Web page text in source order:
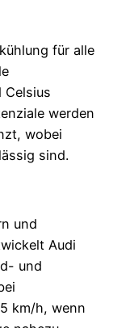
für alle
Celsius
werden
wobei
sind.
und
Audi
und
km/h, wenn